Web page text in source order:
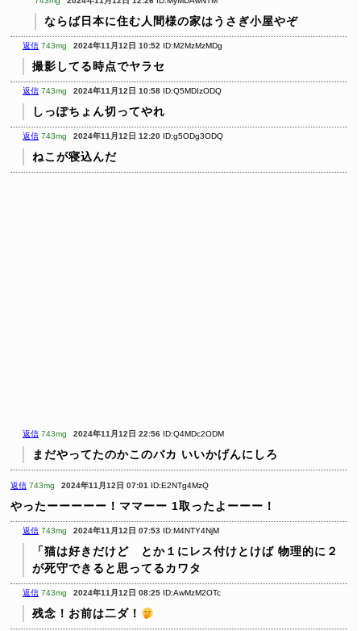
ならば日本に住む人間様の家はうさぎ小屋やぞ
返信 743mg 2024年11月12日 10:52 ID:M2MzMzMDg
撮影してる時点でヤラセ
返信 743mg 2024年11月12日 10:58 ID:Q5MDIzODQ
しっぽちょん切ってやれ
返信 743mg 2024年11月12日 12:20 ID:g5ODg3ODQ
ねこが寝込んだ
返信 743mg 2024年11月12日 22:56 ID:Q4MDc2ODM
まだやってたのかこのバカ いいかげんにしろ
返信 743mg 2024年11月12日 07:01 ID:E2NTg4MzQ
やったーーーーー！ママーー 1取ったよーーー！
返信 743mg 2024年11月12日 07:53 ID:M4NTY4NjM
「猫は好きだけど とか１にレス付けとけば 物理的に２
が死守できると思ってるカワタ
返信 743mg 2024年11月12日 08:25 ID:AwMzM2OTc
残念！お前は二ダ！